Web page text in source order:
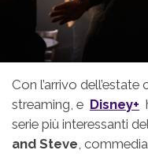
Con l’arrivo dell’estate
streaming, e Disney+
serie più interessanti
and Steve ,